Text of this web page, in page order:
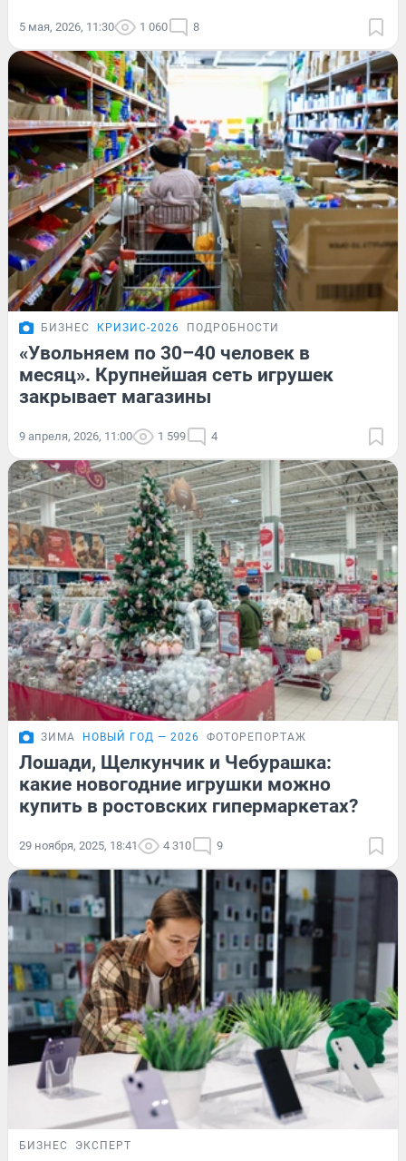
5 мая, 2026, 11:30 1 060 8
БИЗНЕС КРИЗИС-2026 ПОДРОБНОСТИ
«Увольняем по 30–40 человек в
месяц». Крупнейшая сеть игрушек
закрывает магазины
9 апреля, 2026, 11:00 1 599 4
ЗИМА НОВЫЙ ГОД — 2026 ФОТОРЕПОРТАЖ
Лошади, Щелкунчик и Чебурашка:
какие новогодние игрушки можно
купить в ростовских гипермаркетах?
29 ноября, 2025, 18:41 4 310 9
БИЗНЕС ЭКСПЕРТ